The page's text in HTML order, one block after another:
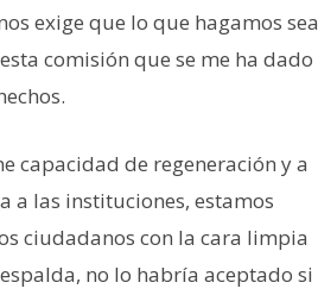
exige que lo que hagamos sea
comisión que se me ha dado
capacidad de regeneración y a
a las instituciones, estamos
ciudadanos con la cara limpia
no lo habría aceptado si